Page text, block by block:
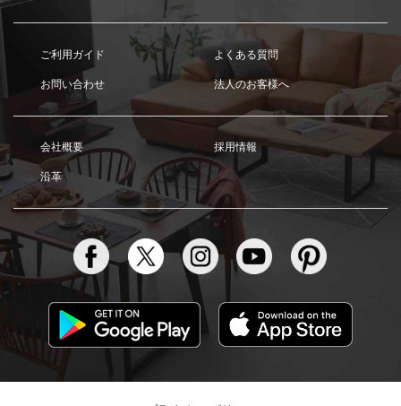
ご利用ガイド よくある質問
お問い合わせ 法人のお客様へ
会社概要 採用情報
沿革